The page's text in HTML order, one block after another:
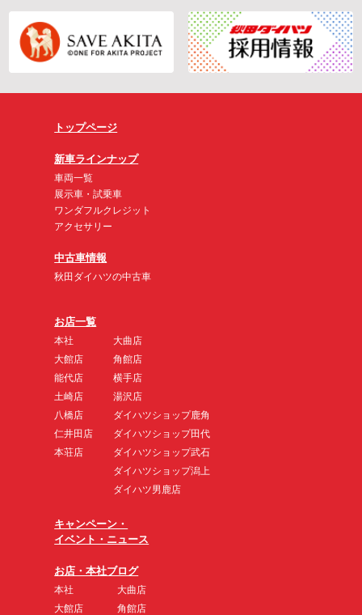
トップページ
新車ラインナップ
車両一覧
展示車・試乗車
ワンダフルクレジット
アクセサリー
中古車情報
秋田ダイハツの中古車
お店一覧
本社
大館店
能代店
土崎店
八橋店
仁井田店
本荘店
大曲店
角館店
横手店
湯沢店
ダイハツショップ鹿角
ダイハツショップ田代
ダイハツショップ武石
ダイハツショップ潟上
ダイハツ男鹿店
キャンペーン・
イベント・ニュース
お店・本社ブログ
本社
大館店
大曲店
角館店